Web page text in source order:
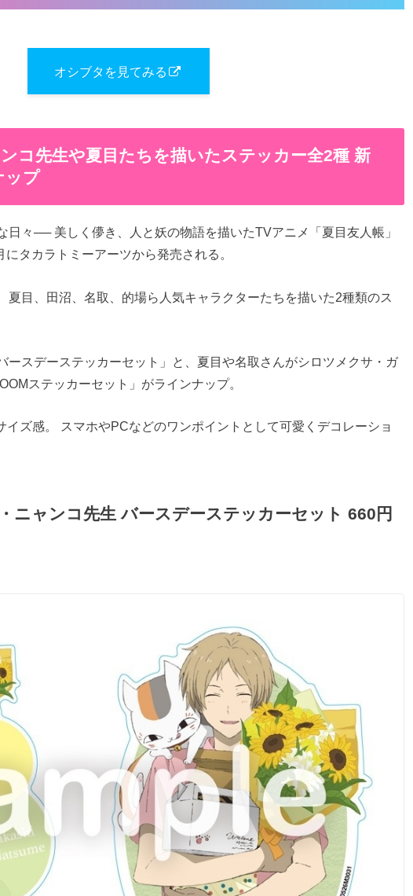
オシブタを見てみる
ンコ先生や夏目たちを描いたステッカー全2種 新
ップ
日々── 美しく儚き、人と妖の物語を描いたTVアニメ「夏目友人帳」
タカラトミーアーツから発売される。
夏目、田沼、名取、的場ら人気キャラクターたちを描いた2種類のス
ースデーステッカーセット」と、夏目や名取さんがシロツメクサ・ガ
ステッカーセット」がラインナップ。
イズ感。 スマホやPCなどのワンポイントとして可愛くデコレーショ
・ニャンコ先生 バースデーステッカーセット 660円